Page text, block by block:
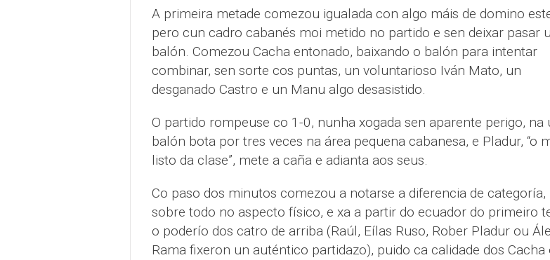
A primeira metade comezou igualada con algo máis de domino
pero cun cadro cabanés moi metido no partido e sen deixar pasar
balón. Comezou Cacha entonado, baixando o balón para intentar
combinar, sen sorte cos puntas, un voluntarioso Iván Mato, un
desganado Castro e un Manu algo desasistido.
O partido rompeuse co 1-0, nunha xogada sen aparente perigo, na
balón bota por tres veces na área pequena cabanesa, e Pladur, “o
listo da clase”, mete a caña e adianta aos seus.
Co paso dos minutos comezou a notarse a diferencia de categoría,
sobre todo no aspecto físico, e xa a partir do ecuador do primeiro
o poderío dos catro de arriba (Raúl, Eílas Ruso, Rober Pladur ou
Rama fixeron un auténtico partidazo), puido ca calidade dos Cacha